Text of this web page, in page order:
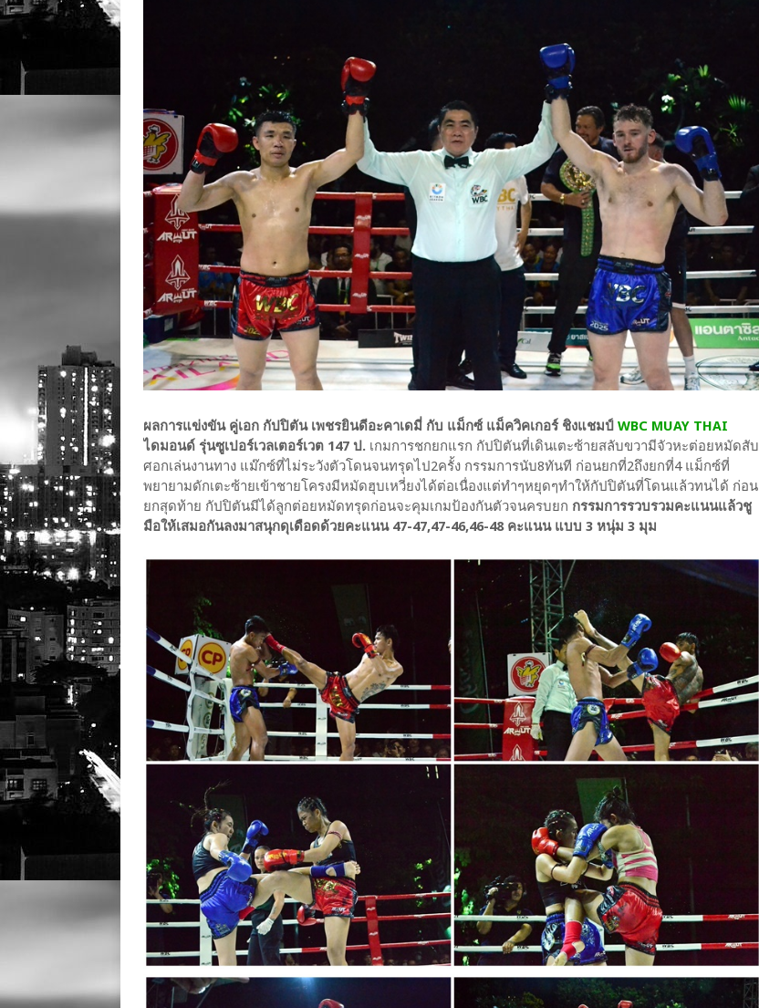
ผลการแข่งขัน คู่เอก กัปปิตัน เพชรยินดีอะคาเดมี่ กับ แม็กซ์ แม็ควิคเกอร์ ชิงแชมป์ WBC MUAY THAI
ไดมอนด์ รุ่นซูเปอร์เวลเตอร์เวต 147 ป. เกมการชกยกแรก กัปปิตันที่เดินเตะซ้ายสลับขวามีจัวหะต่อยหมัดสับ
ศอกเล่นงานทาง แม๊กซ์ที่ไม่ระวังตัวโดนจนทรุดไป2ครั้ง กรรมการนับ8ทันที ก่อนยกที่2ถึงยกที่4 แม็กซ์ที่
พยายามดักเตะซ้ายเข้าชายโครงมีหมัดฮุบเหวี่ยงได้ต่อเนื่องแต่ทำๆหยุดๆทำให้กัปปิตันที่โดนแล้วทนได้ ก่อน
ยกสุดท้าย กัปปิตันมีได้ลูกต่อยหมัดทรุดก่อนจะคุมเกมป้องกันตัวจนครบยก กรรมการรวบรวมคะแนนแล้วชู
มือให้เสมอกันลงมาสนุกดุเดือดด้วยคะแนน 47-47,47-46,46-48 คะแนน แบบ 3 หนุ่ม 3 มุม